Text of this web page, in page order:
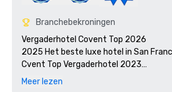
Branchebekroningen
Vergaderhotel Covent Top 2026
2025 Het beste luxe hotel in San
Cvent Top Vergaderhotel 2023
2023 7x7:50 meest iconische cocktails
Meer lezen